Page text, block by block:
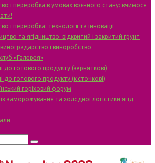
і переробка в умовах воєнного стану: вчимося
і переробка: технології та інновації
та ягідництво: відкритий і закритий ґрунт
і виноробство
«Галерея»
до готового продукту (зерняткові)
до готового продукту (кісточкові)
горіховий форум
заморожування та холодної логістики ягід